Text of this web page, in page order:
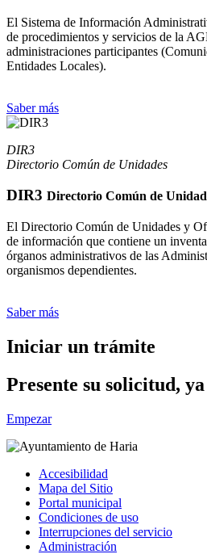
El Sistema de Información
de procedimientos y servicios de la
administraciones participantes
Entidades Locales).
Saber más
DIR3
Directorio Común de Unidades
DIR3 Directorio Común de
El Directorio Común de Unidades y
de información que contiene un
órganos administrativos de las
organismos dependientes.
Saber más
Iniciar un trámite
Presente su solicitud,
Empezar
Accesibilidad
Mapa del Sitio
Portal municipal
Condiciones de uso
Interrupciones del servicio
Administración